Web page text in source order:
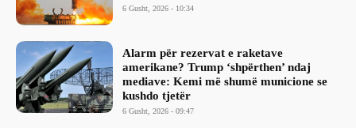
6 Gusht, 2026 - 10:34
Alarm për rezervat e raketave
amerikane? Trump ‘shpërthen’ ndaj
mediave: Kemi më shumë municione se
kushdo tjetër
6 Gusht, 2026 - 09:47